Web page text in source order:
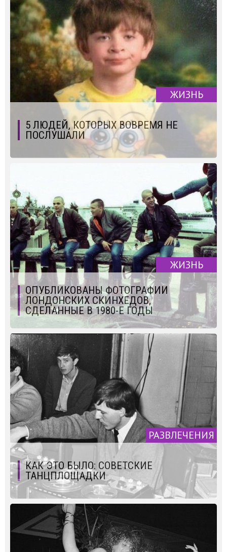
ЖИЗНЬ
5 ЛЮДЕЙ, КОТОРЫХ ВОВРЕМЯ НЕ
ПОСЛУШАЛИ
ЖИЗНЬ
ОПУБЛИКОВАНЫ ФОТОГРАФИИ
ЛОНДОНСКИХ СКИНХЕДОВ,
СДЕЛАННЫЕ В 1980-Е ГОДЫ
РАЗВЛЕЧЕНИЯ
КАК ЭТО БЫЛО: СОВЕТСКИЕ
ТАНЦПЛОЩАДКИ